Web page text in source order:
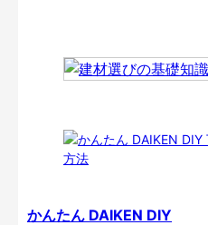
かんたん DAIKEN DIY